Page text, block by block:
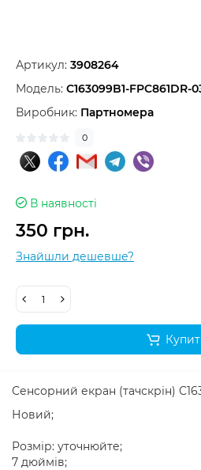
Артикул: 3908264
Модель: C163099B1-FPC861DR-
Виробник: Партномера
0
В наявності
350 грн.
Знайшли дешевше?
Сенсорний екран (тачскрін)
Новий;
Розмір: уточнюйте;
7 дюймів;